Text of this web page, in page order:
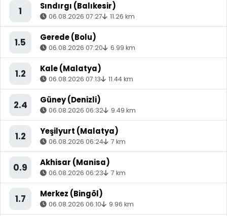
1 Sındırgı (Balıkesir)
06.08.2026 07:27 11.26 km
1.5 Gerede (Bolu)
06.08.2026 07:20 6.99 km
1.2 Kale (Malatya)
06.08.2026 07:13 11.44 km
2.4 Güney (Denizli)
06.08.2026 06:32 9.49 km
1.2 Yeşilyurt (Malatya)
06.08.2026 06:24 7 km
0.9 Akhisar (Manisa)
06.08.2026 06:23 7 km
1.7 Merkez (Bingöl)
06.08.2026 06:10 9.96 km